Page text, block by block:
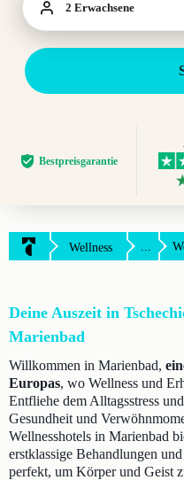
2 Erwachsene
Bestpreis­garantie
Wellness ...
Deine Auszeit in
Marienbad
Willkommen in Marienbad,
Europas, wo Wellness und
Entfliehe dem Alltagsstress
Gesundheit und
Wellnesshotels in Marienbad
erstklassige Behandlungen
perfekt, um Körper und Geist